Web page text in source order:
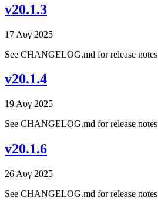
v20.1.3
17 Αυγ 2025
See CHANGELOG.md for release notes
v20.1.4
19 Αυγ 2025
See CHANGELOG.md for release notes
v20.1.6
26 Αυγ 2025
See CHANGELOG.md for release notes